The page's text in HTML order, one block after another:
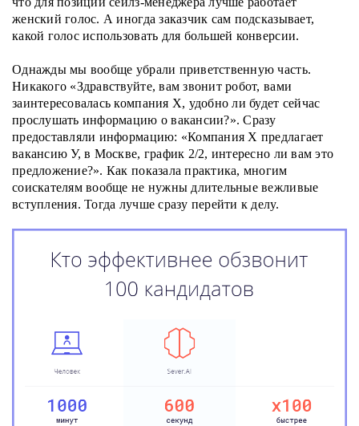
женский голос. А иногда заказчик сам подсказывает,
какой голос использовать для большей конверсии.
Однажды мы вообще убрали приветственную часть.
Никакого «Здравствуйте, вам звонит робот, вами
заинтересовалась компания Х, удобно ли будет сейчас
прослушать информацию о вакансии?». Сразу
предоставляли информацию: «Компания Х предлагает
вакансию У, в Москве, график 2/2, интересно ли вам это
предложение?». Как показала практика, многим
соискателям вообще не нужны длительные вежливые
вступления. Тогда лучше сразу перейти к делу.